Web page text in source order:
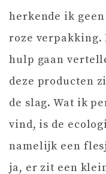
herkende ik
roze verpakking.
hulp gaan
deze producten
de slag. Wat ik
vind, is de
namelijk een
ja, er zit een